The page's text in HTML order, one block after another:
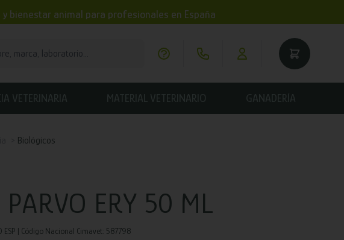
bienestar animal para profesionales en España
VETERINARIA MATERIAL VETERINARIO GANADERÍA
Biológicos
PARVO ERY 50 ML
| Código Nacional Cimavet: 587798